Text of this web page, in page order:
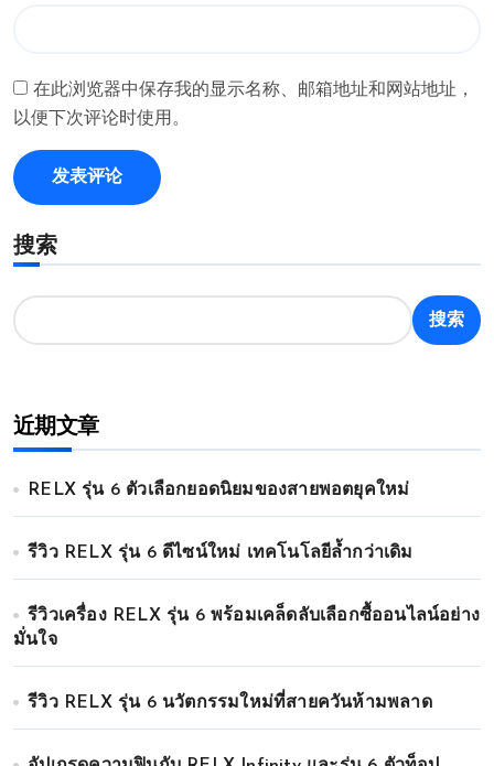
在此浏览器中保存我的显示名称、邮箱地址和网站地址，
以便下次评论时使用。
搜索
搜索
近期文章
RELX รุ่น 6 ตัวเลือกยอดนิยมของสายพอตยุคใหม่
รีวิว RELX รุ่น 6 ดีไซน์ใหม่ เทคโนโลยีล้ำกว่าเดิม
รีวิวเครื่อง RELX รุ่น 6 พร้อมเคล็ดลับเลือกซื้ออนไลน์อย่าง
มั่นใจ
รีวิว RELX รุ่น 6 นวัตกรรมใหม่ที่สายควันห้ามพลาด